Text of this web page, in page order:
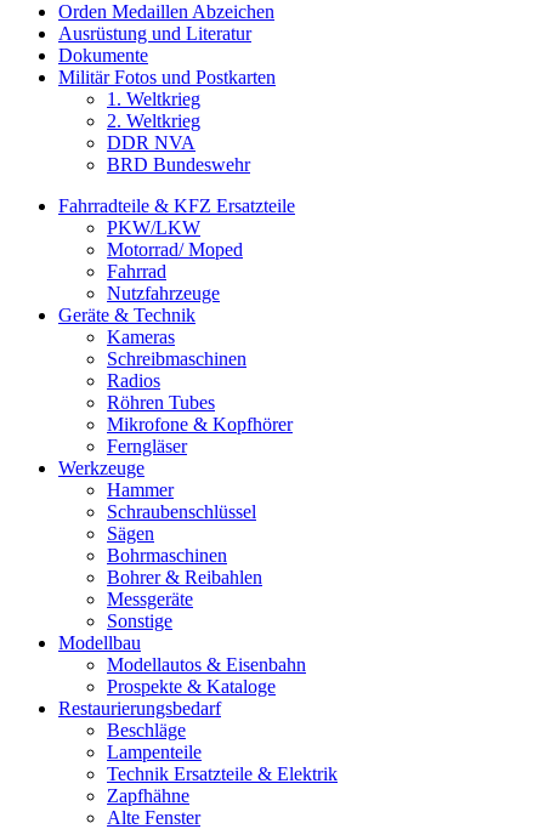
Orden Medaillen Abzeichen
Ausrüstung und Literatur
Dokumente
Militär Fotos und Postkarten
1. Weltkrieg
2. Weltkrieg
DDR NVA
BRD Bundeswehr
Fahrradteile & KFZ Ersatzteile
PKW/LKW
Motorrad/ Moped
Fahrrad
Nutzfahrzeuge
Geräte & Technik
Kameras
Schreibmaschinen
Radios
Röhren Tubes
Mikrofone & Kopfhörer
Ferngläser
Werkzeuge
Hammer
Schraubenschlüssel
Sägen
Bohrmaschinen
Bohrer & Reibahlen
Messgeräte
Sonstige
Modellbau
Modellautos & Eisenbahn
Prospekte & Kataloge
Restaurierungsbedarf
Beschläge
Lampenteile
Technik Ersatzteile & Elektrik
Zapfhähne
Alte Fenster